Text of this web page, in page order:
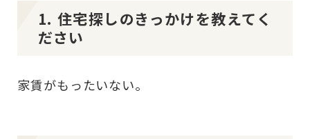
1. 住宅探しのきっかけを教えてく
ださい
家賃がもったいない。